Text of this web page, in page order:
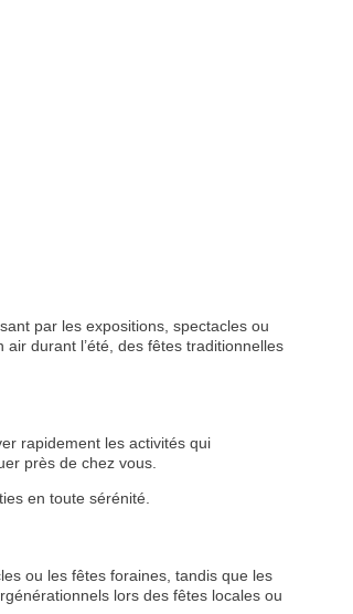
par les expositions, spectacles ou
durant l’été, des fêtes traditionnelles
rapidement les activités qui
près de chez vous.
en toute sérénité.
ou les fêtes foraines, tandis que les
lors des fêtes locales ou